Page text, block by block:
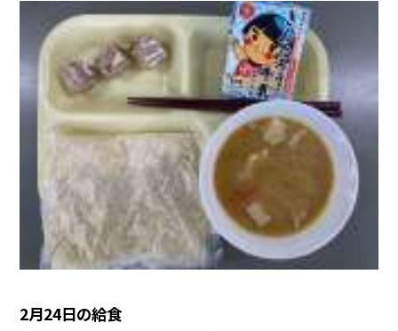
2月24日の給食